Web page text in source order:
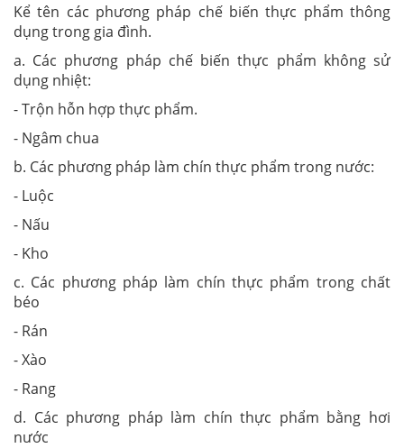
Kể tên các phương pháp chế biến thực phẩm thông
dụng trong gia đình.
a. Các phương pháp chế biến thực phẩm không sử
dụng nhiệt:
- Trộn hỗn hợp thực phẩm.
- Ngâm chua
b. Các phương pháp làm chín thực phẩm trong nước:
- Luộc
- Nấu
- Kho
c. Các phương pháp làm chín thực phẩm trong chất
béo
- Rán
- Xào
- Rang
d. Các phương pháp làm chín thực phẩm bằng hơi
nước